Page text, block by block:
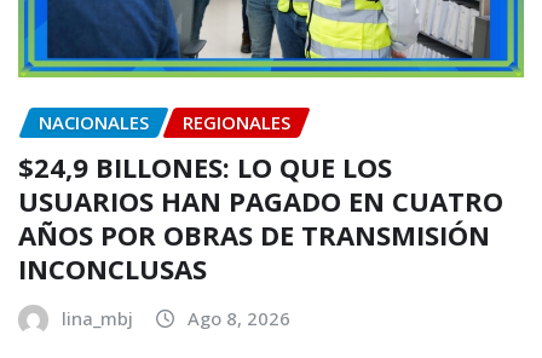
NACIONALES REGIONALES
$24,9 BILLONES: LO QUE LOS
USUARIOS HAN PAGADO EN CUATRO
AÑOS POR OBRAS DE TRANSMISIÓN
INCONCLUSAS
lina_mbj Ago 8, 2026